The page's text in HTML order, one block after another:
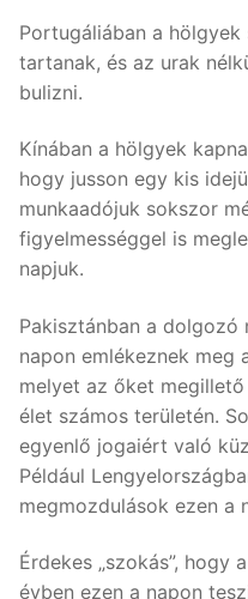
Portugáliában a
tartanak, és az urak
bulizni.
Kínában a hölgyek
hogy jusson egy kis
munkaadójuk sokszor
figyelmességgel is
napjuk.
Pakisztánban a dolgozó
napon emlékeznek meg
melyet az őket
élet számos területén.
egyenlő jogaiért való
Például
megmozdulások ezen a
Érdekes „szokás”, hogy
évben ezen a napon